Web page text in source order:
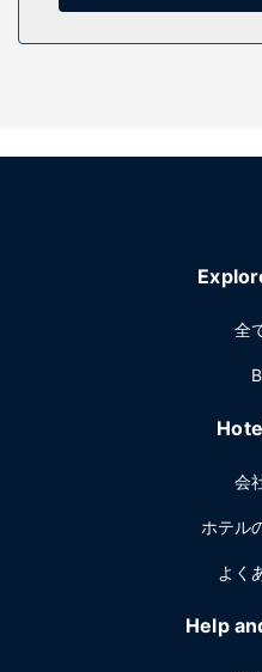
ラスからの眺めをお楽しみ
多言語サービス、ランドリ
全
会
ホテル
よく
Help